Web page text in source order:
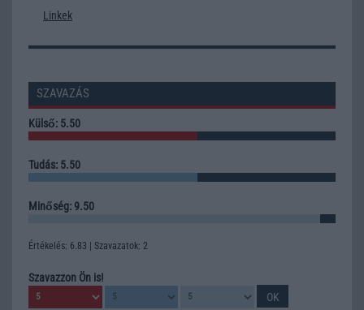
Linkek
SZAVAZÁS
Külső: 5.50
Tudás: 5.50
Minőség: 9.50
Értékelés: 6.83 | Szavazatok: 2
Szavazzon Ön is!